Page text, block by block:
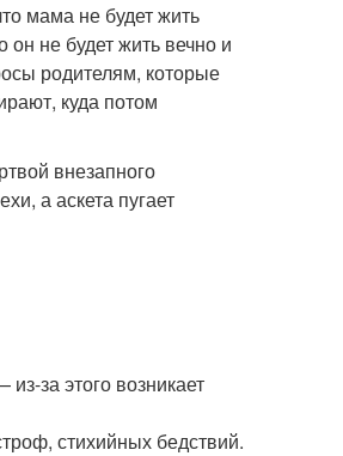
мама не будет жить
не будет жить вечно и
родителям, которые
куда потом
внезапного
а аскета пугает
за этого возникает
стихийных бедствий.